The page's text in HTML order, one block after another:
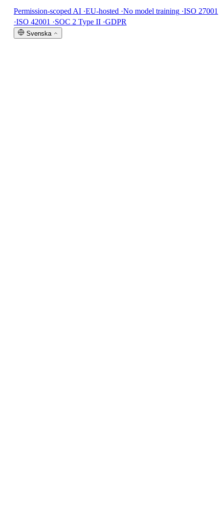
Permission-scoped AI ·EU-hosted ·No model training ·ISO 27001
·ISO 42001 ·SOC 2 Type II ·GDPR
Svenska